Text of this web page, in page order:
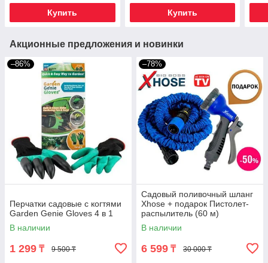
Купить Купить
Акционные предложения и новинки
–86%
Перчатки садовые с когтями
Garden Genie Gloves 4 в 1
В наличии
1 299 ₸ 9 500 ₸
–78%
Садовый поливочный шланг
Xhose + подарок Пистолет-
распылитель (60 м)
В наличии
6 599 ₸ 30 000 ₸